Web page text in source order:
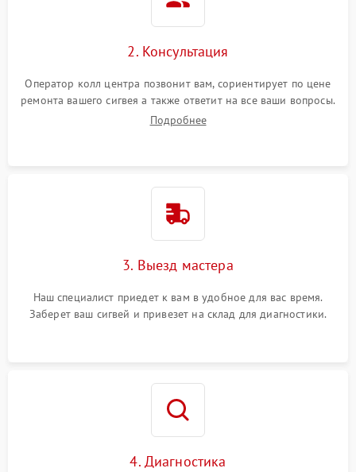
2. Консультация
Оператор колл центра позвонит вам, сориентирует по цене
ремонта вашего сигвея а также ответит на все ваши вопросы.
Подробнее
3. Выезд мастера
Наш специалист приедет к вам в удобное для вас время.
Заберет ваш сигвей и привезет на склад для диагностики.
4. Диагностика